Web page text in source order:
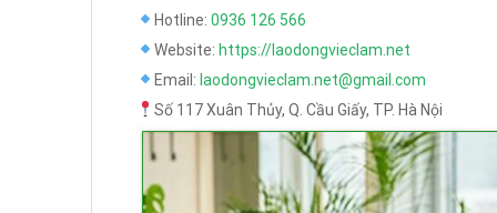
Hotline: 0936 126 566
Website: https://laodongvieclam.net
Email: laodongvieclam.net@gmail.com
Số 117 Xuân Thủy, Q. Cầu Giấy, TP. Hà Nội